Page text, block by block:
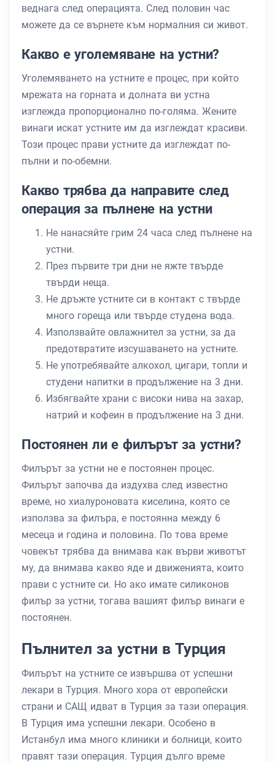
веднага след операцията. След половин час
можете да се върнете към нормалния си живот.
Какво е уголемяване на устни?
Уголемяването на устните е процес, при който
мрежата на горната и долната ви устна
изглежда пропорционално по-голяма. Жените
винаги искат устните им да изглеждат красиви.
Този процес прави устните да изглеждат по-
пълни и по-обемни.
Какво трябва да направите след
операция за пълнене на устни
Не нанасяйте грим 24 часа след пълнене на
устни.
През първите три дни не яжте твърде
твърди неща.
Не дръжте устните си в контакт с твърде
много гореща или твърде студена вода.
Използвайте овлажнител за устни, за да
предотвратите изсушаването на устните.
Не употребявайте алкохол, цигари, топли и
студени напитки в продължение на 3 дни.
Избягвайте храни с високи нива на захар,
натрий и кофеин в продължение на 3 дни.
Постоянен ли е филърът за устни?
Филърът за устни не е постоянен процес.
Филърът започва да издухва след известно
време, но хиалуроновата киселина, която се
използва за филъра, е постоянна между 6
месеца и година и половина. По това време
човекът трябва да внимава как върви животът
му, да внимава какво яде и движенията, които
прави с устните си. Но ако имате силиконов
филър за устни, тогава вашият филър винаги е
постоянен.
Пълнител за устни в Турция
Филърът на устните се извършва от успешни
лекари в Турция. Много хора от европейски
страни и САЩ идват в Турция за тази операция.
В Турция има успешни лекари. Особено в
Истанбул има много клиники и болници, които
правят тази операция. Турция дълго време